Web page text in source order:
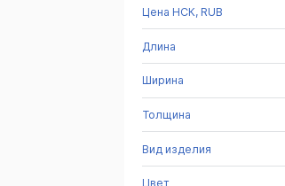
Цена НСК, RUB
Длина
Ширина
Толщина
Вид изделия
Цвет